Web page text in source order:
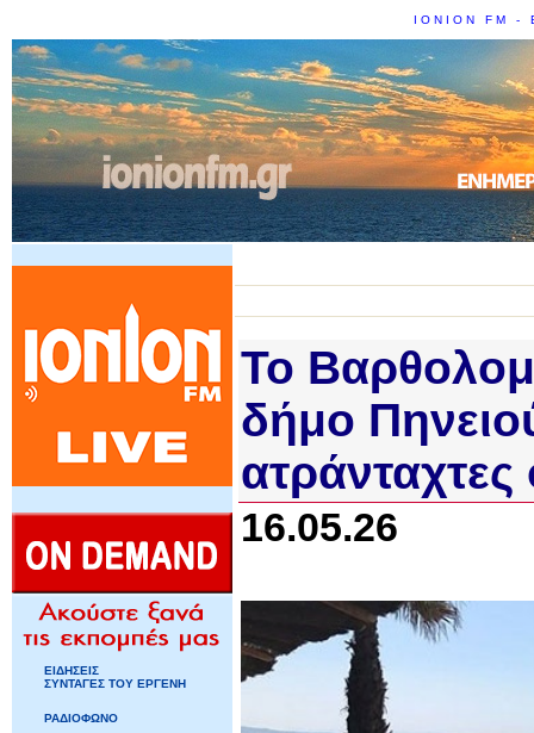
IONION FM -
ΕΙΔΗΣΕΙΣ
ΣΥΝΤΑΓΕΣ ΤΟΥ ΕΡΓΕΝΗ
ΡΑΔΙΟΦΩΝΟ
Το
δήμο
ατράνταχτες
16.05.26